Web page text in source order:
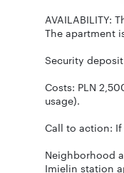
AVAILABILITY:
The apartment
Security
Costs: PLN
usage).
Call to action:
Neighborhood
Imielin station